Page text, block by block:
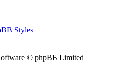
Styles
© phpBB Limited